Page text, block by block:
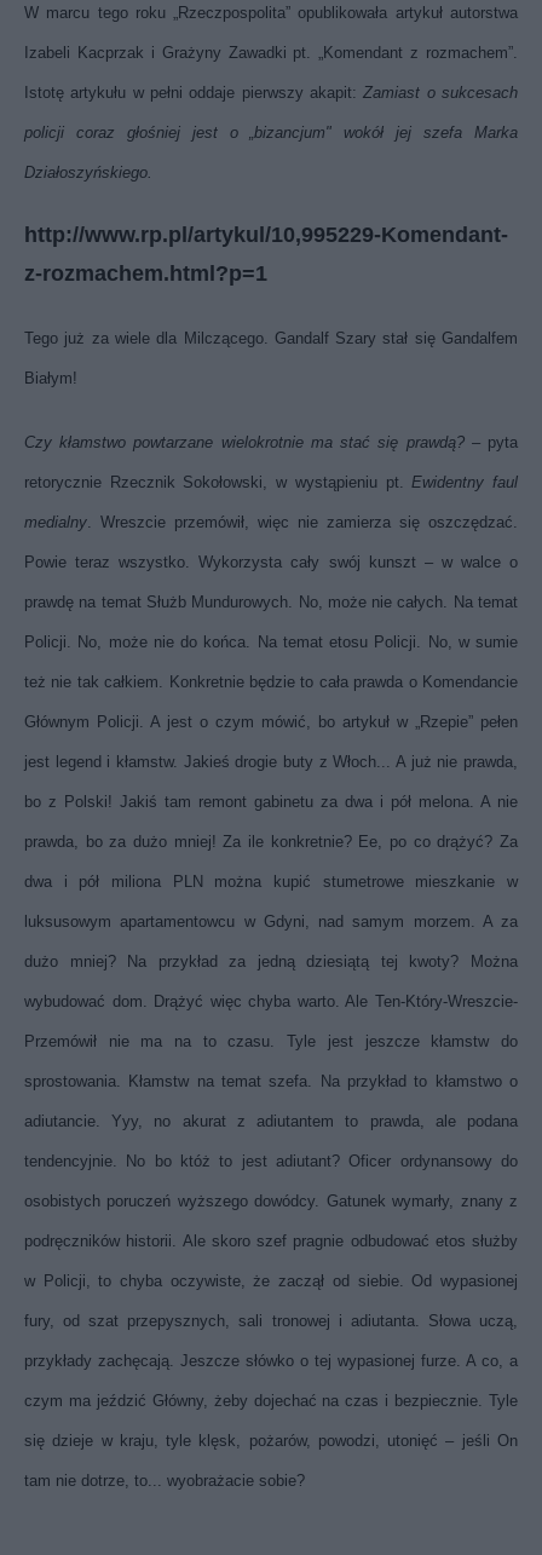
W marcu tego roku „Rzeczpospolita” opublikowała artykuł autorstwa
Izabeli Kacprzak i Grażyny Zawadki pt. „Komendant z rozmachem”.
Istotę artykułu w pełni oddaje pierwszy akapit:Zamiast o sukcesach
policji coraz głośniej jest o „bizancjum" wokół jej szefa Marka
Działoszyńskiego.
http://www.rp.pl/artykul/10,995229-Komendant-
z-rozmachem.html?p=1
Tego już za wiele dla Milczącego. Gandalf Szary stał się Gandalfem
Białym!
Czy kłamstwo powtarzane wielokrotnie ma stać się prawdą? – pyta
retorycznie Rzecznik Sokołowski, w wystąpieniu pt.Ewidentny faul
medialny. Wreszcie przemówił, więc nie zamierza się oszczędzać.
Powie teraz wszystko. Wykorzysta cały swój kunszt – w walce o
prawdę na temat Służb Mundurowych. No, może nie całych. Na temat
Policji. No, może nie do końca. Na temat etosu Policji. No, w sumie
też nie tak całkiem. Konkretnie będzie to cała prawda o Komendancie
Głównym Policji. A jest o czym mówić, bo artykuł w „Rzepie” pełen
jest legend i kłamstw. Jakieś drogie buty z Włoch... A już nie prawda,
bo z Polski! Jakiś tam remont gabinetu za dwa i pół melona. A nie
prawda, bo za dużo mniej! Za ile konkretnie? Ee, po co drążyć? Za
dwa i pół miliona PLN można kupić stumetrowe mieszkanie w
luksusowym apartamentowcu w Gdyni, nad samym morzem. A za
dużo mniej? Na przykład za jedną dziesiątą tej kwoty? Można
wybudować dom. Drążyć więc chyba warto. Ale Ten-Który-Wreszcie-
Przemówił nie ma na to czasu. Tyle jest jeszcze kłamstw do
sprostowania. Kłamstw na temat szefa. Na przykład to kłamstwo o
adiutancie. Yyy, no akurat z adiutantem to prawda, ale podana
tendencyjnie. No bo któż to jest adiutant? Oficer ordynansowy do
osobistych poruczeń wyższego dowódcy. Gatunek wymarły, znany z
podręczników historii. Ale skoro szef pragnie odbudować etos służby
w Policji, to chyba oczywiste, że zaczął od siebie. Od wypasionej
fury, od szat przepysznych, sali tronowej i adiutanta. Słowa uczą,
przykłady zachęcają. Jeszcze słówko o tej wypasionej furze. A co, a
czym ma jeździć Główny, żeby dojechać na czas i bezpiecznie. Tyle
się dzieje w kraju, tyle klęsk, pożarów, powodzi, utonięć – jeśli On
tam nie dotrze, to... wyobrażacie sobie?